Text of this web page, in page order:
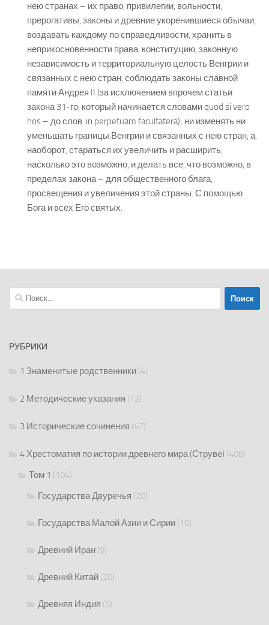
нею странах – их право, привилегии, вольности,
прерогативы, законы и древние укоренившиеся обычаи,
воздавать каждому по справедливости, хранить в
неприкосновенности права, конституцию, законную
независимость и территориальную целость Венгрии и
связанных с нею стран, соблюдать законы славной
памяти Андрея II (за исключением впрочем статьи
закона 31-го, который начинается словами quod si vero
hos – до слов: in perpetuam facultatera); ни изменять ни
уменьшать границы Венгрии и связанных с нею стран, а,
наоборот, стараться их увеличить и расширить,
насколько это возможно, и делать все, что возможно, в
пределах закона – для общественного блага,
просвещения и увеличения этой страны. С помощью
Бога и всех Его святых.
Найти:
РУБРИКИ
1 Знаменитые родственники (4)
2 Методические указания (12)
3 Исторические сочинения (47)
4 Хрестоматия по истории древнего мира (Струве) (408)
Том 1 (104)
Государства Двуречья (20)
Государства Малой Азии и Сирии (10)
Древний Иран (9)
Древний Китай (20)
Древняя Индия (5)